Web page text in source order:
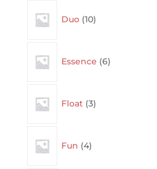
Duo 10products
Essence 6products
Float 3products
Fun 4products